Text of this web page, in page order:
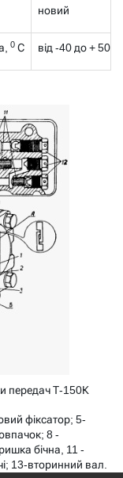
новий
0 С від -40 до + 50
передач Т-150К
фіксатор; 5-
8 -
бічна, 11 -
13-вторинний вал.